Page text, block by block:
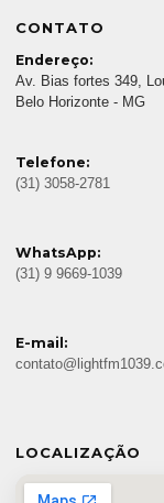
CONTATO
Endereço:
Av. Bias fortes 349,
Belo Horizonte - MG
Telefone:
(31) 3058-2781
WhatsApp:
(31) 9 9669-1039
E-mail:
LOCALIZAÇÃO